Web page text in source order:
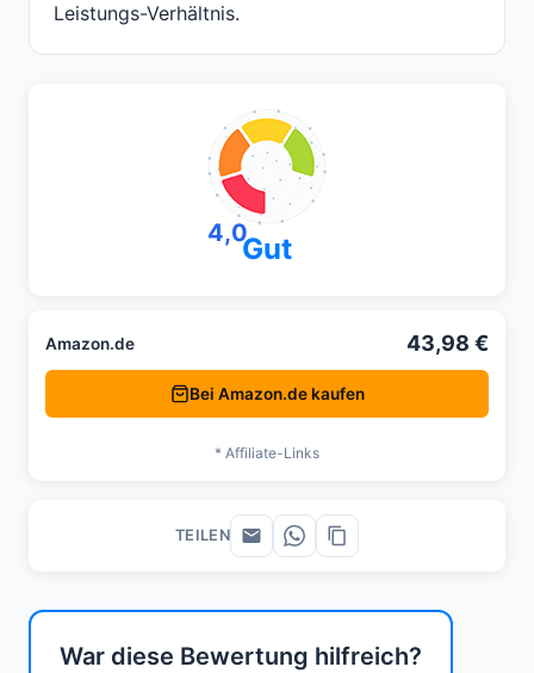
Leistungs-Verhältnis.
War diese Bewertung hilfreich?
4,0Gut
Amazon.de 43,98 €
Bei Amazon.de kaufen
* Affiliate-Links
TEILEN